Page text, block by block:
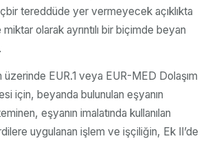
tereddüde yer vermeyecek açıklıkta
olarak ayrıntılı bir biçimde beyan
EUR.1 veya EUR-MED Dolaşım
için, beyanda bulunulan eşyanın
eşyanın imalatında kullanılan
uygulanan işlem ve işçiliğin, Ek II’de